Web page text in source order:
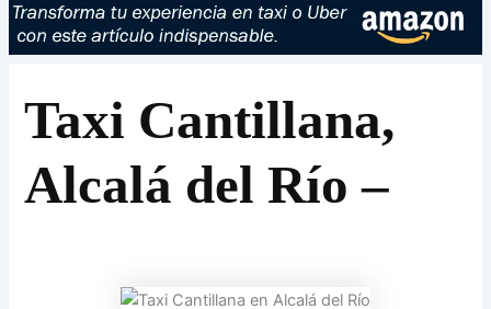
Taxi Cantillana,
Alcalá del Río –